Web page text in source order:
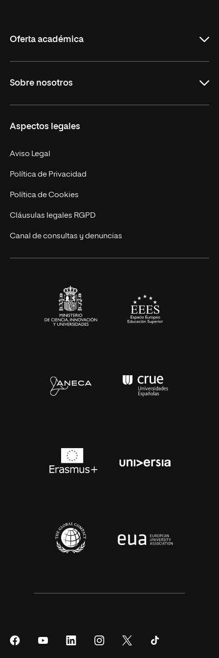
Oferta académica
Másteres Oficiales
Doctorados
Experto Universitario
Postgrados
Cursos Universitarios
Sobre nosotros
Facultades
Nuestro Equipo
Trabaja en UNIR
Actualidad
UNIR Revista
Eventos
Aspectos legales
Aviso Legal
Política de Privacidad
Política de Cookies
Cláusulas legales RGPD
Canal de consultas y denuncias
SíguenosSíguenos
SíguenosSíguenos
Síguenos